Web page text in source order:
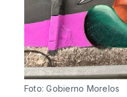
Foto: Gobierno Morelos